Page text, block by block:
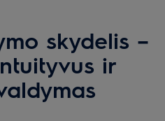
skydelis –
ir